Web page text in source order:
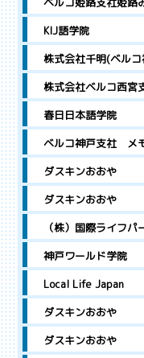
KIJ語学院
株式会社千明(ベル
株式会社ベルコ西宮
春日日本語学院
ベルコ神戸支社 メ
ダスキンおおや
ダスキンおおや
（株）国際ライフパ
神戸ワールド学院
Local Life Japan
ダスキンおおや
ダスキンおおや